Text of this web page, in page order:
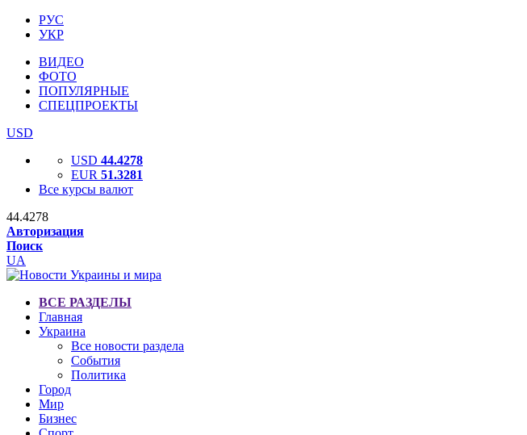
РУС
УКР
ВИДЕО
ФОТО
ПОПУЛЯРНЫЕ
СПЕЦПРОЕКТЫ
USD
USD 44.4278
EUR 51.3281
Все курсы валют
44.4278
Авторизация
Поиск
UA
ВСЕ РАЗДЕЛЫ
Главная
Украина
Все новости раздела
События
Политика
Город
Мир
Бизнес